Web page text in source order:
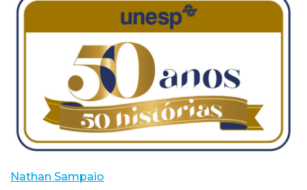
Nathan Sampaio